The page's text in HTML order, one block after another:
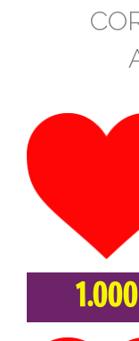
1.000